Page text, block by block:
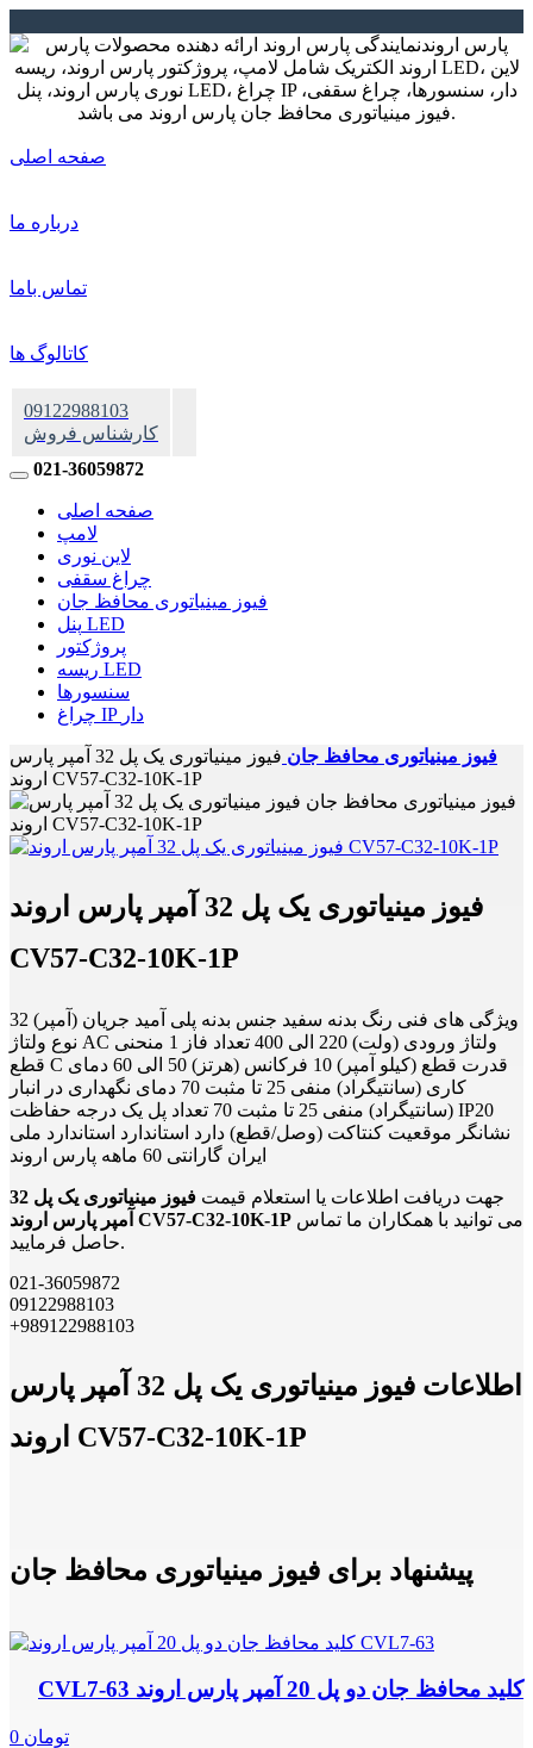
صفحه اصلی
درباره ما
تماس باما
کاتالوگ ها
09122988103
کارشناس فروش
021-36059872
صفحه اصلی
لامپ
لاین نوری
چراغ سقفی
فیوز مینیاتوری محافظ جان
پنل LED
پروژکتور
ریسه LED
سنسورها
چراغ IP دار
فیوز مینیاتوری محافظ جان
فیوز مینیاتوری یک پل 32 آمپر پارس
اروند CV57-C32-10K-1P
فیوز مینیاتوری یک پل 32 آمپر پارس اروند
CV57-C32-10K-1P
ویژگی های فنی رنگ بدنه سفید جنس بدنه پلی آمید جریان (آمپر) 32
نوع ولتاژ AC ولتاژ ورودی (ولت) 220 الی 400 تعداد فاز 1 منحنی
قطع C قدرت قطع (کیلو آمپر) 10 فرکانس (هرتز) 50 الی 60 دمای
کاری (سانتیگراد) منفی 25 تا مثبت 70 دمای نگهداری در انبار
(سانتیگراد) منفی 25 تا مثبت 70 تعداد پل یک درجه حفاظت IP20
نشانگر موقعیت کنتاکت (وصل/قطع) دارد استاندارد استاندارد ملی
ایران گارانتی 60 ماهه پارس اروند
جهت دریافت اطلاعات یا استعلام قیمت
فیوز مینیاتوری یک پل 32
آمپر پارس اروند CV57-C32-10K-1P
حاصل فرمایید.
021-36059872
09122988103
+989122988103
اطلاعات فیوز مینیاتوری یک پل 32 آمپر پارس
اروند CV57-C32-10K-1P
پیشنهاد برای فیوز مینیاتوری محافظ جان
کلید محافظ جان دو پل 20 آمپر پارس اروند CVL7-63
0 تومان